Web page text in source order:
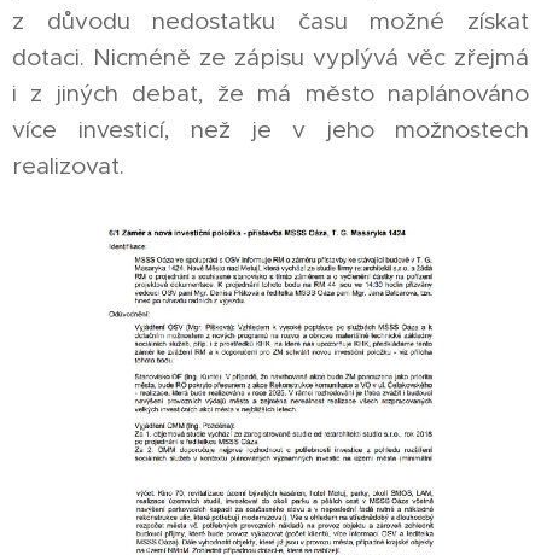
z důvodu nedostatku času možné získat
dotaci. Nicméně ze zápisu vyplývá věc zřejmá
i z jiných debat, že má město naplánováno
více investicí, než je v jeho možnostech
realizovat.